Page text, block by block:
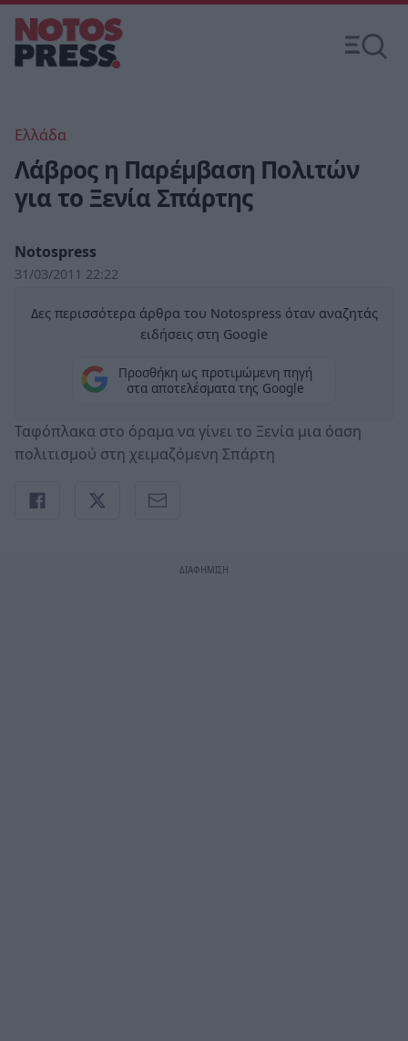
Ελλάδα
Λάβρος η Παρέμβαση Πολιτών
για το Ξενία Σπάρτης
Notospress
31/03/2011 22:22
Δες περισσότερα άρθρα του Notospress όταν αναζητάς
ειδήσεις στη Google
Προσθήκη ως προτιμώμενη πηγή
στα αποτελέσματα της Google
Ταφόπλακα στο όραμα να γίνει το Ξενία μια όαση
πολιτισμού στη χειμαζόμενη Σπάρτη